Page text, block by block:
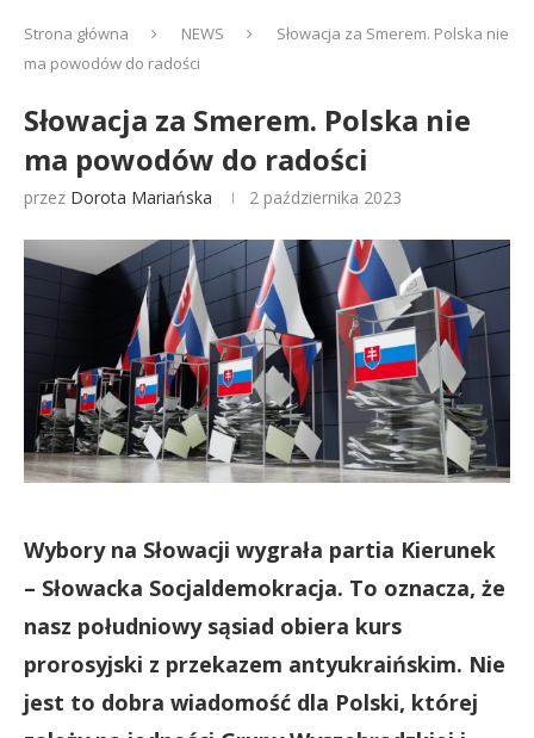
Strona główna NEWS
Słowacja za Smerem. Polska nie
ma powodów do radości
Słowacja za Smerem. Polska nie
ma powodów do radości
przez Dorota Mariańska 2 października 2023
Wybory na Słowacji wygrała partia Kierunek
– Słowacka Socjaldemokracja. To oznacza, że
nasz południowy sąsiad obiera kurs
prorosyjski z przekazem antyukraińskim. Nie
jest to dobra wiadomość dla Polski, której